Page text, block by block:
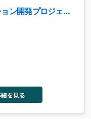
ン開発プロジェク
を見る